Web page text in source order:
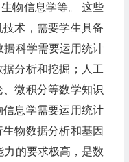
物信息学等。 这些
术，需要学生具备
据科学需要运用统计
分析和挖掘；人工
微积分等数学知识
息学需要运用统计
物数据分析和基因
的要求极高，是数